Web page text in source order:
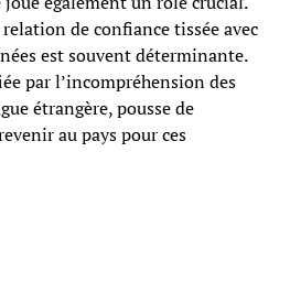
de confiance tissée avec
est souvent déterminante.
par l’incompréhension des
étrangère, pousse de
au pays pour ces